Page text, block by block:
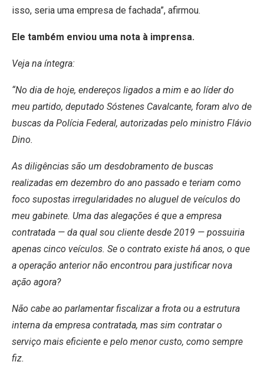
isso, seria uma empresa de fachada”, afirmou.
Ele também enviou uma nota à imprensa.
Veja na íntegra:
“No dia de hoje, endereços ligados a mim e ao líder do
meu partido, deputado Sóstenes Cavalcante, foram alvo de
buscas da Polícia Federal, autorizadas pelo ministro Flávio
Dino.
As diligências são um desdobramento de buscas
realizadas em dezembro do ano passado e teriam como
foco supostas irregularidades no aluguel de veículos do
meu gabinete. Uma das alegações é que a empresa
contratada — da qual sou cliente desde 2019 — possuiria
apenas cinco veículos. Se o contrato existe há anos, o que
a operação anterior não encontrou para justificar nova
ação agora?
Não cabe ao parlamentar fiscalizar a frota ou a estrutura
interna da empresa contratada, mas sim contratar o
serviço mais eficiente e pelo menor custo, como sempre
fiz.